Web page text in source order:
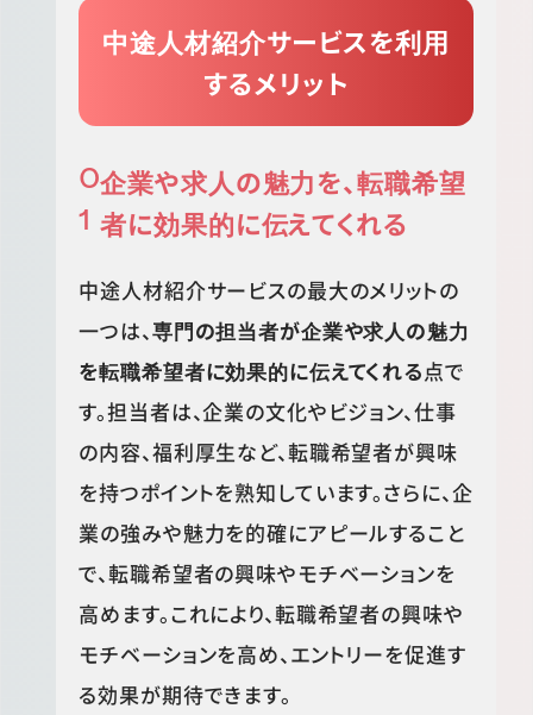
中途人材紹介サービスを利用
するメリット
企業や求人の魅力を、転職希望
者に効果的に伝えてくれる
中途人材紹介サービスの最大のメリットの
一つは、専門の担当者が企業や求人の魅力
を転職希望者に効果的に伝えてくれる点で
す。担当者は、企業の文化やビジョン、仕事
の内容、福利厚生など、転職希望者が興味
を持つポイントを熟知しています。さらに、企
業の強みや魅力を的確にアピールすること
で、転職希望者の興味やモチベーションを
高めます。これにより、転職希望者の興味や
モチベーションを高め、エントリーを促進す
る効果が期待できます。